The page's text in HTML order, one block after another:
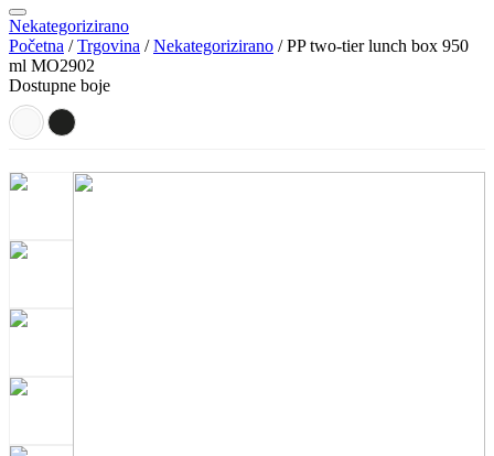
Nekategorizirano
Početna /Trgovina /Nekategorizirano / PP two-tier lunch box 950
ml MO2902
Dostupne boje